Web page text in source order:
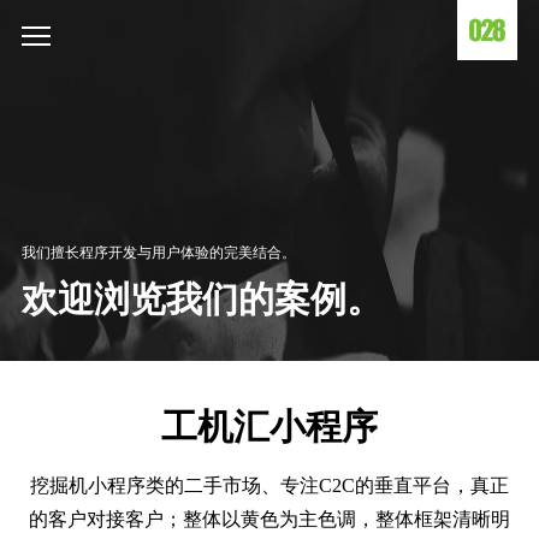
我们擅长程序开发与用户体验的完美结合。
欢迎浏览我们的案例。
工机汇小程序
挖掘机小程序类的二手市场、专注C2C的垂直平台，真正
的客户对接客户；整体以黄色为主色调，整体框架清晰明